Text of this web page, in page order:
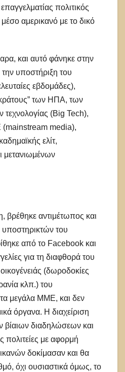
πολιτικός
αμερικανό με το δικό
και αυτό φάνηκε στην
υποστήριξη του
εβδομάδες),
των ΗΠΑ, των
τεχνολογίας (Big Tech),
(mainstream media),
ελίτ,
μετανιωμένων
αντιμέτωπος και
του
από το Facebook και
για τη διαφθορά του
(δωροδοκίες
κλπ.) του
μεγάλα ΜΜΕ, και δεν
όργανα. Η διαχείριση
βίαιων διαδηλώσεων και
με αφορμή
δοκίμασαν και θα
όχι ουσιαστικά όμως, το